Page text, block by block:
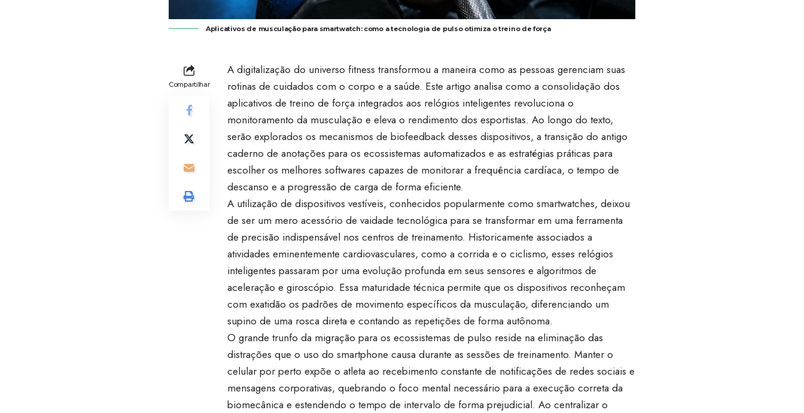
Aplicativos de musculação para smartwatch: como a tecnologia de pulso otimiza o treino de força
Compartilhar
A digitalização do universo fitness transformou a maneira como as pessoas gerenciam suas
rotinas de cuidados com o corpo e a saúde. Este artigo analisa como a consolidação dos
aplicativos de treino de força integrados aos relógios inteligentes revoluciona o
monitoramento da musculação e eleva o rendimento dos esportistas. Ao longo do texto,
serão explorados os mecanismos de biofeedback desses dispositivos, a transição do antigo
caderno de anotações para os ecossistemas automatizados e as estratégias práticas para
escolher os melhores softwares capazes de monitorar a frequência cardíaca, o tempo de
descanso e a progressão de carga de forma eficiente.
A utilização de dispositivos vestíveis, conhecidos popularmente como smartwatches, deixou
de ser um mero acessório de vaidade tecnológica para se transformar em uma ferramenta
de precisão indispensável nos centros de treinamento. Historicamente associados a
atividades eminentemente cardiovasculares, como a corrida e o ciclismo, esses relógios
inteligentes passaram por uma evolução profunda em seus sensores e algoritmos de
aceleração e giroscópio. Essa maturidade técnica permite que os dispositivos reconheçam
com exatidão os padrões de movimento específicos da musculação, diferenciando um
supino de uma rosca direta e contando as repetições de forma autônoma.
O grande trunfo da migração para os ecossistemas de pulso reside na eliminação das
distrações que o uso do smartphone causa durante as sessões de treinamento. Manter o
celular por perto expõe o atleta ao recebimento constante de notificações de redes sociais e
mensagens corporativas, quebrando o foco mental necessário para a execução correta da
biomecânica e estendendo o tempo de intervalo de forma prejudicial. Ao centralizar o